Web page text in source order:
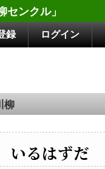
センクル」
録 ログイン
柳
るはずだ